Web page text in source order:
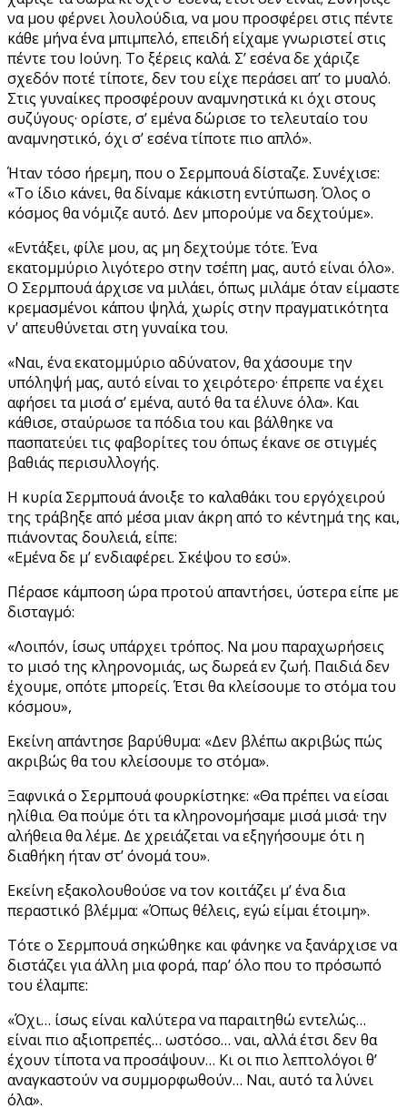
να μου φέρνει λουλούδια, να μου προσφέρει στις πέντε
κάθε μήνα ένα μπιμπελό, επειδή είχαμε γνωριστεί στις
πέντε του Ιούνη. Το ξέρεις καλά. Σ’ εσένα δε χάριζε
σχεδόν ποτέ τίποτε, δεν του είχε περάσει απ’ το μυαλό.
Στις γυναίκες προσφέρουν αναμνηστικά κι όχι στους
συζύγους· ορίστε, σ’ εμένα δώρισε το τελευταίο του
αναμνηστικό, όχι σ’ εσένα τίποτε πιο απλό».
Ήταν τόσο ήρεμη, που ο Σερμπουά δίσταζε. Συνέχισε:
«Το ίδιο κάνει, θα δίναμε κάκιστη εντύπωση. Όλος ο
κόσμος θα νόμιζε αυτό. Δεν μπορούμε να δεχτούμε».
«Εντάξει, φίλε μου, ας μη δεχτούμε τότε. Ένα
εκατομμύριο λιγότερο στην τσέπη μας, αυτό είναι όλο».
Ο Σερμπουά άρχισε να μιλάει, όπως μιλάμε όταν είμαστε
κρεμασμένοι κάπου ψηλά, χωρίς στην πραγματικότητα
ν’ απευθύνεται στη γυναίκα του.
«Ναι, ένα εκατομμύριο αδύνατον, θα χάσουμε την
υπόληψή μας, αυτό είναι το χειρότερο· έπρεπε να έχει
αφήσει τα μισά σ’ εμένα, αυτό θα τα έλυνε όλα». Και
κάθισε, σταύρωσε τα πόδια του και βάλθηκε να
πασπατεύει τις φαβορίτες του όπως έκανε σε στιγμές
βαθιάς περισυλλογής.
Η κυρία Σερμπουά άνοιξε το καλαθάκι του εργόχειρού
της τράβηξε από μέσα μιαν άκρη από το κέντημά της και,
πιάνοντας δουλειά, είπε:
«Εμένα δε μ’ ενδιαφέρει. Σκέψου το εσύ».
Πέρασε κάμποση ώρα προτού απαντήσει, ύστερα είπε με
δισταγμό:
«Λοιπόν, ίσως υπάρχει τρόπος. Να μου παραχωρήσεις
το μισό της κληρονομιάς, ως δωρεά εν ζωή. Παιδιά δεν
έχουμε, οπότε μπορείς. Έτσι θα κλείσουμε το στόμα του
κόσμου»,
Εκείνη απάντησε βαρύθυμα: «Δεν βλέπω ακριβώς πώς
ακριβώς θα του κλείσουμε το στόμα».
Ξαφνικά ο Σερμπουά φουρκίστηκε: «Θα πρέπει να είσαι
ηλίθια. Θα πούμε ότι τα κληρονομήσαμε μισά μισά· την
αλήθεια θα λέμε. Δε χρειάζεται να εξηγήσουμε ότι η
διαθήκη ήταν στ’ όνομά του».
Εκείνη εξακολουθούσε να τον κοιτάζει μ’ ένα δια
περαστικό βλέμμα: «Όπως θέλεις, εγώ είμαι έτοιμη».
Τότε ο Σερμπουά σηκώθηκε και φάνηκε να ξανάρχισε να
διστάζει για άλλη μια φορά, παρ’ όλο που το πρόσωπό
του έλαμπε:
«Όχι… ίσως είναι καλύτερα να παραιτηθώ εντελώς…
είναι πιο αξιοπρεπές… ωστόσο… ναι, αλλά έτσι δεν θα
έχουν τίποτα να προσάψουν… Κι οι πιο λεπτολόγοι θ’
αναγκαστούν να συμμορφωθούν… Ναι, αυτό τα λύνει
όλα».